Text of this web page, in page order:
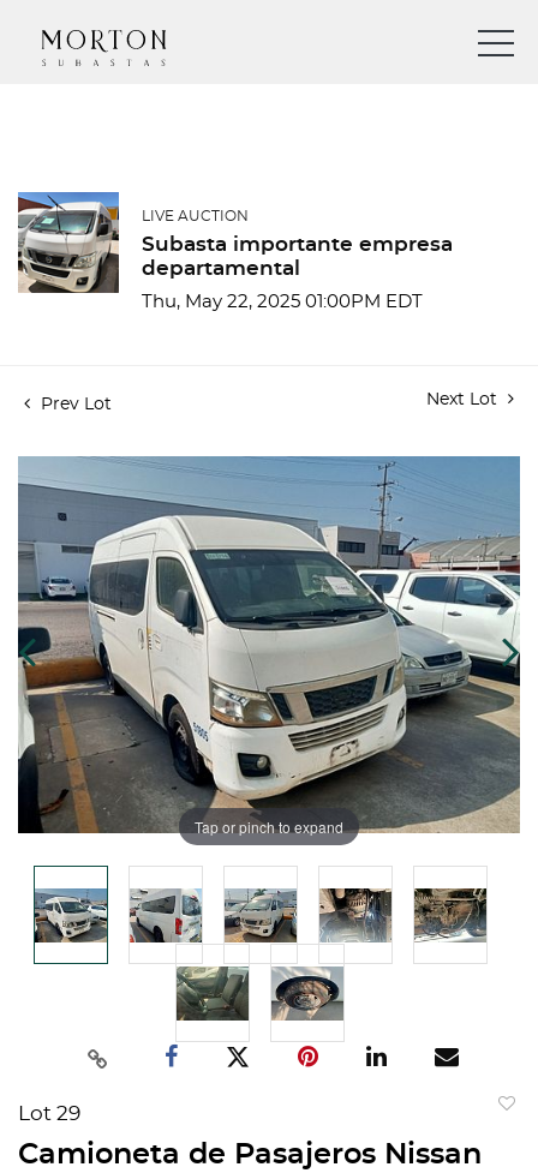
LIVE AUCTION
Subasta importante empresa
departamental
Thu, May 22, 2025 01:00PM EDT
Prev Lot Next Lot
Tap or pinch to expand
Lot 29
Camioneta de Pasajeros Nissan